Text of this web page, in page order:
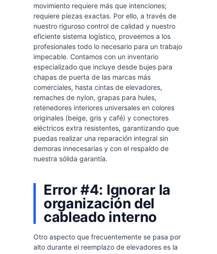
movimiento requiere más que intenciones;
requiere piezas exactas. Por ello, a través de
nuestro riguroso control de calidad y nuestro
eficiente sistema logístico, proveemos a los
profesionales todo lo necesario para un trabajo
impecable. Contamos con un inventario
especializado que incluye desde bujes para
chapas de puerta de las marcas más
comerciales, hasta cintas de elevadores,
remaches de nylon, grapas para hules,
retenedores interiores universales en colores
originales (beige, gris y café) y conectores
eléctricos extra resistentes, garantizando que
puedas realizar una reparación integral sin
demoras innecesarias y con el respaldo de
nuestra sólida garantía.
Error #4: Ignorar la
organización del
cableado interno
Otro aspecto que frecuentemente se pasa por
alto durante el reemplazo de elevadores es la